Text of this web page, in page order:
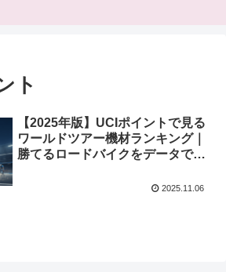
ト
【2025年版】UCIポイントで見る
ワールドツアー機材ランキング｜
勝てるロードバイクをデータで徹
2025.11.06